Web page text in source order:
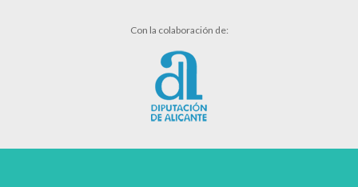
Con la colaboración de: